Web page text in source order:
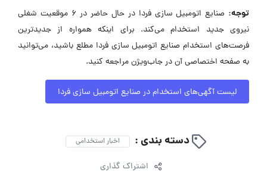
توجه:
صنایع اتومبیل سازی فردا در حال حاضر در ۶ موقعیت شغلی
نیروی جدید استخدام می‌کند. برای اینکه همواره از جدیدترین
فرصت‌های استخدام صنایع اتومبیل سازی فردا مطلع باشید، می‌توانید
به صفحه اختصاصی آن در جاب‌ویژن مراجعه کنید.
لیست آگهی‌های استخدام در صنایع اتومبیل سازی فردا
دسته بندی : اخبار استخدامی
اشتراک گذاری